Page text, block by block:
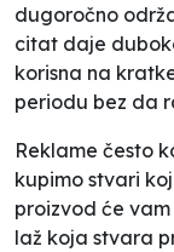
dugoročno
citat daje
korisna na
periodu bez da
Reklame često
kupimo stvari
proizvod će
laž koja stvara